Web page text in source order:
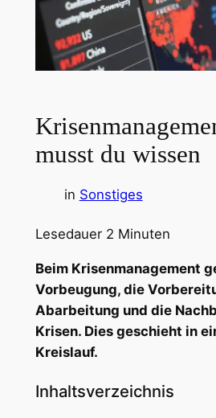
musst du wissen
in Sonstiges
Lesedauer 2 Minuten
Beim Krisenmanagement
Vorbeugung, die
Abarbeitung und die
Krisen. Dies geschieht in
Kreislauf.
Inhaltsverzeichnis